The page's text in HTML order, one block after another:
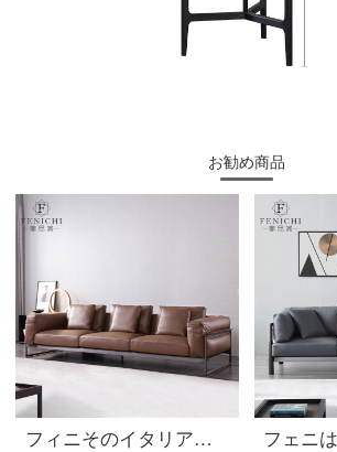
お勧め商品
フィニそのイタリア式極短北欧客間の真皮ソファ四人が真皮2.8メートルのダウンジャケットをまっすぐに並べています。現代では、高級家具のトップ層の牛皮の軟らかいバッグ【ソファ】イタリア式の極簡単です。